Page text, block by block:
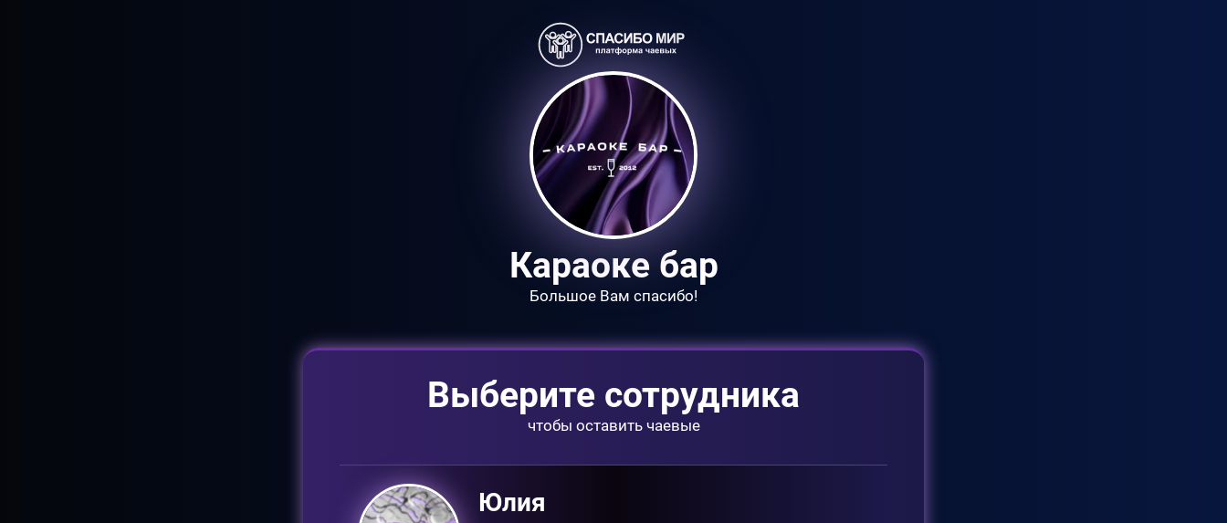
Караоке бар
Большое Вам спасибо!
Выберите сотрудника
чтобы оставить чаевые
Юлия